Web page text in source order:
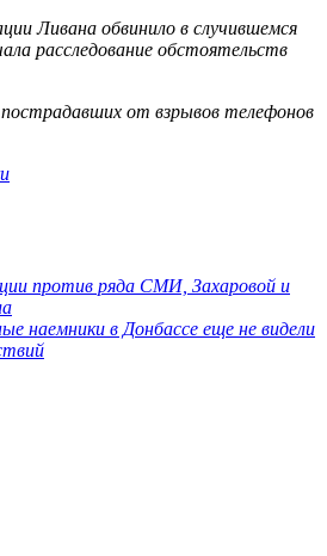
Ливана обвинило в случившемся
расследование обстоятельств
от взрывов телефонов
против ряда СМИ, Захаровой и
наемники в Донбассе еще не видели